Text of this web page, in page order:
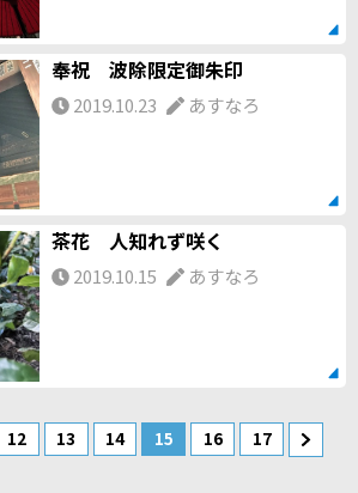
奉祝 波除限定御朱印
2019.10.23 あすなろ
茶花 人知れず咲く
2019.10.15 あすなろ
12 13 14 15 16 17